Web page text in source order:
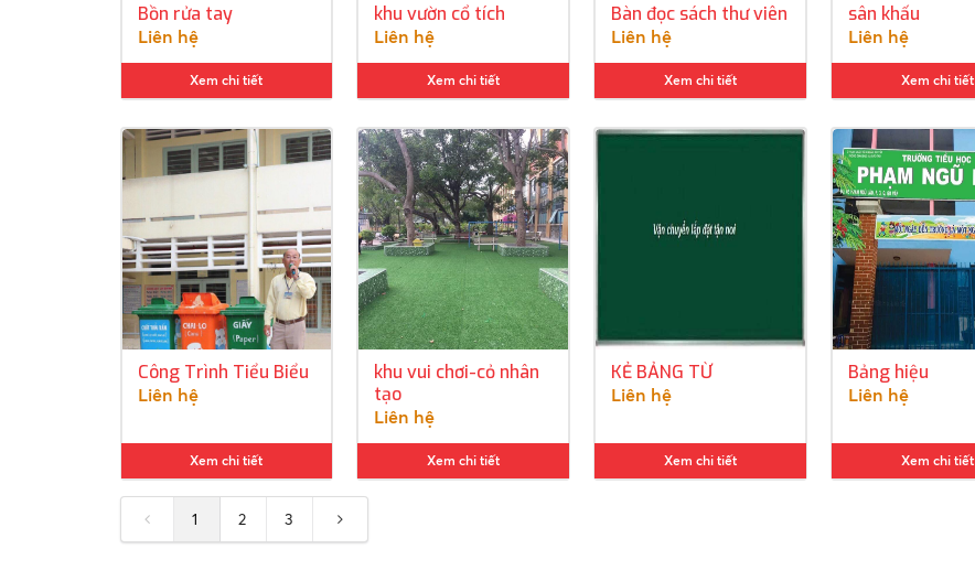
Bồn rửa tay
Liên hệ
Xem chi tiết
khu vườn cổ tích
Liên hệ
Xem chi tiết
Bàn đọc sách thư viên
Liên hệ
Xem chi tiết
sân khấu
Liên hệ
Xem chi tiết
Công Trình Tiểu Biểu
Liên hệ
Xem chi tiết
khu vui chơi-cỏ nhân
tạo
Liên hệ
Xem chi tiết
KẺ BẢNG TỪ
Liên hệ
Xem chi tiết
Bảng hiệu
Liên hệ
Xem chi tiết
1 2 3